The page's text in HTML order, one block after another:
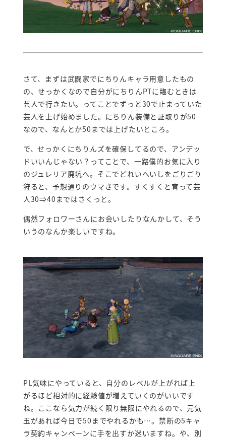
さて、まずは武闘家でにちりんキャラ用意したもの
の、せっかくなので自分がにちりんPTに臨むときは
芸人で行きたい。ってことでずっと30で止まっていた
芸人を上げ始めました。にちりん装備と証取りが50
なので、なんとか50までは上げたいところ。
で、せっかくにちりんズを確保してるので、アンデッ
ドいいんじゃない？ってことで、一路僕的お気に入り
のジュレリア廃坑へ。そこでどれいへいしをごりごり
狩ると、予想通りのウマさです。すくすくと育って芸
人30⇒40まではさくっと。
偶然フォロワーさんにお会いしたりなんかして、そう
いうのなんか楽しいですね。
PL気味にやっていると、自分のレベルが上がれば上
がるほど相対的に経験値が増えていくのがいいです
ね。ここなら気力が続く限り無限にやれるので、元気
玉があれば今日で50までやれるかも…。禁断の5キャ
ラ契約キャンペーンに手を出すか迷いますね。や、別